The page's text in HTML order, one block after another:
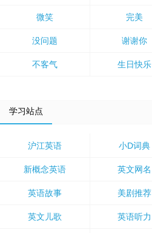
微笑 完美
没问题 谢谢你
不客气 生日快乐
学习站点
沪江英语 小D词典
新概念英语 英文网名
英语故事 美剧推荐
英文儿歌 英语听力